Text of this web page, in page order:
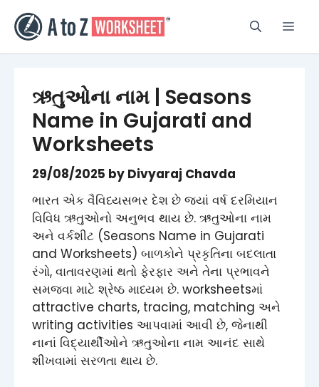
content
ઋતુઓના નામ | Seasons
Name in Gujarati and
Worksheets
29/08/2025 by Divyaraj Chavda
ભારત એક વૈવિધ્યસભર દેશ છે જ્યાં વર્ષ દરમિયાન
વિવિધ ઋતુઓનો અનુભવ થાય છે. ઋતુઓના નામ
અને વર્કશીટ (Seasons Name in Gujarati
and Worksheets) બાળકોને પ્રકૃતિના બદલાતા
રંગો, વાતાવરણમાં થતો ફેરફાર અને તેના પ્રભાવને
સમજવા માટે શ્રેષ્ઠ માધ્યમ છે. worksheetsમાં
attractive charts, tracing, matching અને
writing activities આપવામાં આવી છે, જેનાથી
નાનાં વિદ્યાર્થીઓને ઋતુઓના નામ આનંદ સાથે
શીખવામાં સરળતા થાય છે.